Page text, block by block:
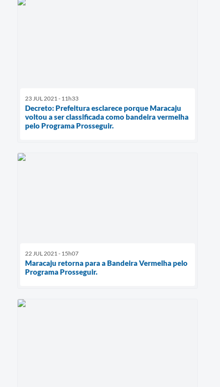
23 JUL 2021 - 11h33
Decreto: Prefeitura esclarece porque Maracaju
voltou a ser classificada como bandeira vermelha
pelo Programa Prosseguir.
22 JUL 2021 - 15h07
Maracaju retorna para a Bandeira Vermelha pelo
Programa Prosseguir.